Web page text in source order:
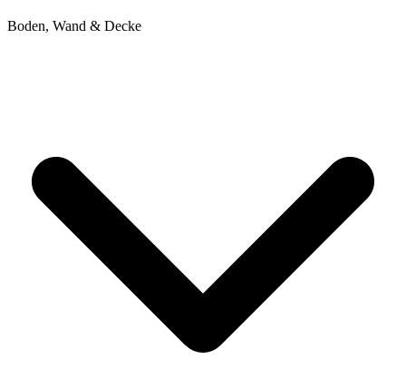
Boden, Wand & Decke